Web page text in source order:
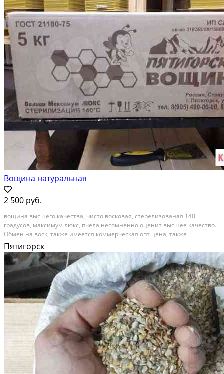
Вощина натуральная
2 500 руб.
вощина высшего качества, чисто восковая, стерелизованая 140
градусов, максимум люкс, пчела несомненно оценит высшее качество.
Обмен на воск, также имеется коммерческая опт цена, также
оказываем услугу изготовление из вашего воска. звоните кроме
субботы. Состояние: новое
Пятигорск